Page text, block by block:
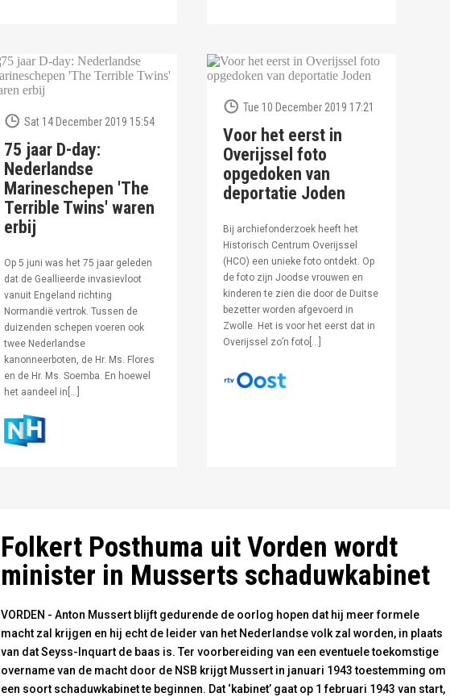
Sat 14 December 2019 15:54
75 jaar D-day:
Nederlandse
Marineschepen 'The
Terrible Twins' waren
erbij
Op 5 juni was het 75 jaar geleden
dat de Geallieerde invasievloot
vanuit Engeland richting
Normandië vertrok. Tussen de
duizenden schepen voeren ook
twee Nederlandse
kanonneerboten, de Hr. Ms. Flores
en de Hr. Ms. Soemba. En hoewel
het aandeel in[…]
Tue 10 December 2019 17:21
Voor het eerst in
Overijssel foto
opgedoken van
deportatie Joden
Bij archiefonderzoek heeft het
Historisch Centrum Overijssel
(HCO) een unieke foto ontdekt. Op
de foto zijn Joodse vrouwen en
kinderen te zien die door de Duitse
bezetter worden afgevoerd in
Zwolle. Het is voor het eerst dat in
Overijssel zo’n foto[…]
Folkert Posthuma uit Vorden wordt
minister in Musserts schaduwkabinet
VORDEN - Anton Mussert blijft gedurende de oorlog hopen dat hij meer formele
macht zal krijgen en hij echt de leider van het Nederlandse volk zal worden, in plaats
van dat Seyss-Inquart de baas is. Ter voorbereiding van een eventuele toekomstige
overname van de macht door de NSB krijgt Mussert in januari 1943 toestemming om
een soort schaduwkabinet te beginnen. Dat ‘kabinet’ gaat op 1 februari 1943 van start,